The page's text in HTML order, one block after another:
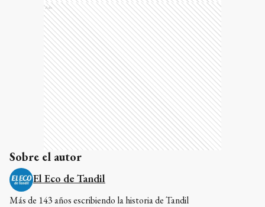
Ads
Sobre el autor
El Eco de Tandil
Más de 143 años escribiendo la historia de Tandil